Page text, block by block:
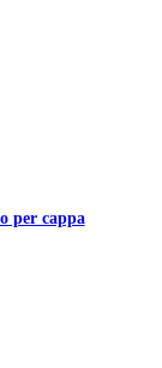
per cappa